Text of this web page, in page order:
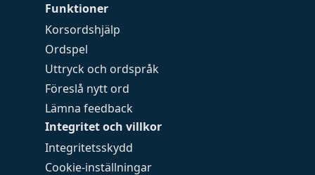
Funktioner
Korsordshjälp
Ordspel
Uttryck och ordspråk
Föreslå nytt ord
Lämna feedback
Integritet och villkor
Integritetsskydd
Cookie-inställningar